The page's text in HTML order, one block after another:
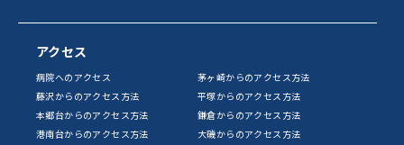
アクセス
病院へのアクセス
茅ヶ崎からのアクセス方法
藤沢からのアクセス方法
平塚からのアクセス方法
本郷台からのアクセス方法
鎌倉からのアクセス方法
港南台からのアクセス方法
大磯からのアクセス方法